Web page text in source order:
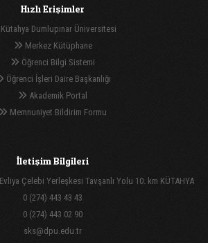
Hızlı Erişimler
Kütahya Dumlupınar Üniversitesi
Merkez Kütüphane
Öğrenci Bilgi Sistemi
Öğrenci İşleri Daire Başkanlığı
Akademik Portal
Memnuniyet Bildirim Formu
İletişim Bilgileri
Çelebi Yerleşkesi Tavşanlı Yolu 10. km KÜTAHYA
0 (274) 443 43 43
0 (274) 443 02 90
sks@dpu.edu.tr